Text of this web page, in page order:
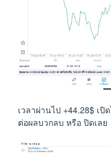
เวลาผ่านไป +44.28$ เปิ
ต่อผลบวกลบ หรือ ปิดเลย